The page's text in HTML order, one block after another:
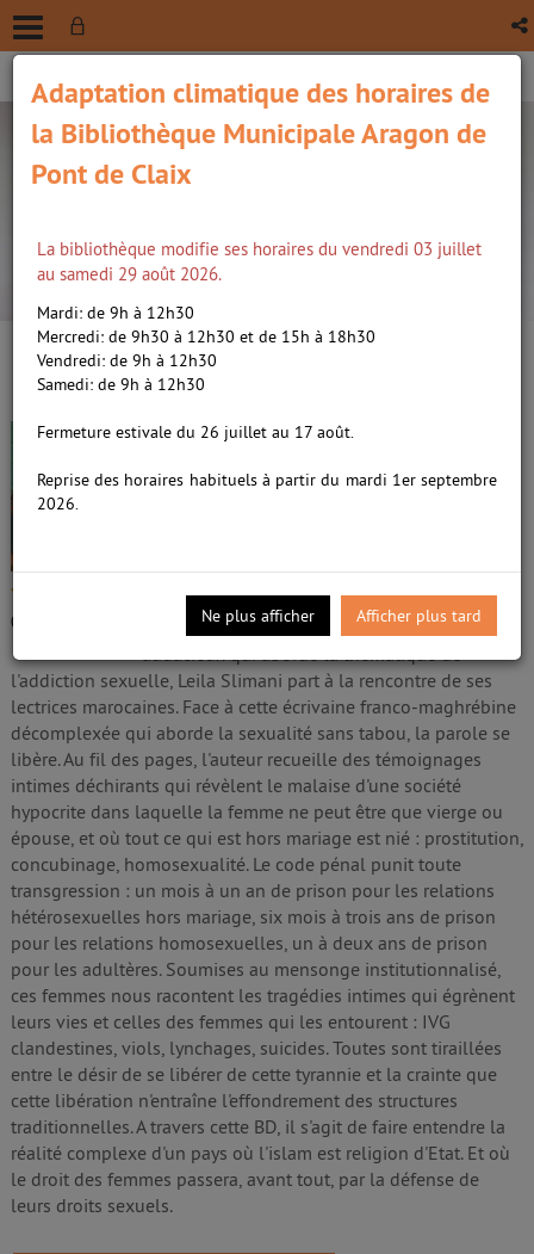
recherche avancée
/5
0
Paroles d'honneur /
Leïla (1981-....). Auteur
Edité parÉditions des Arènes. Paris- 2017
Rabat, été 2015. Suite à la parution de son
livre Dans le jardin de l'ogre, un roman cru et
audacieux qui aborde la thématique de
l'addiction sexuelle, Leila Slimani part à la rencontre de ses
lectrices marocaines. Face à cette écrivaine franco-maghrébine
décomplexée qui aborde la sexualité sans tabou, la parole se
libère. Au fil des pages, l'auteur recueille des témoignages
intimes déchirants qui révèlent le malaise d'une société
hypocrite dans laquelle la femme ne peut être que vierge ou
épouse, et où tout ce qui est hors mariage est nié : prostitution,
concubinage, homosexualité. Le code pénal punit toute
transgression : un mois à un an de prison pour les relations
hétérosexuelles hors mariage, six mois à trois ans de prison
pour les relations homosexuelles, un à deux ans de prison
pour les adultères. Soumises au mensonge institutionnalisé,
ces femmes nous racontent les tragédies intimes qui égrènent
leurs vies et celles des femmes qui les entourent : IVG
clandestines, viols, lynchages, suicides. Toutes sont tiraillées
entre le désir de se libérer de cette tyrannie et la crainte que
cette libération n'entraîne l'effondrement des structures
traditionnelles. A travers cette BD, il s'agit de faire entendre la
réalité complexe d'un pays où l'islam est religion d'Etat. Et où
le droit des femmes passera, avant tout, par la défense de
leurs droits sexuels.
Adaptation climatique des horaires de
la Bibliothèque Municipale Aragon de
Pont de Claix
La bibliothèque modifie ses horaires du vendredi 03 juillet
au samedi 29 août 2026.
Mardi: de 9h à 12h30
Mercredi: de 9h30 à 12h30 et de 15h à 18h30
Vendredi: de 9h à 12h30
Samedi: de 9h à 12h30
Fermeture estivale du 26 juillet au 17 août.
Reprise des horaires habituels à partir du mardi 1er septembre
2026.
Ne plus afficher Afficher plus tard